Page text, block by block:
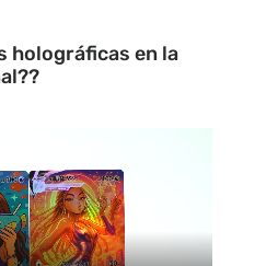
holográficas en la